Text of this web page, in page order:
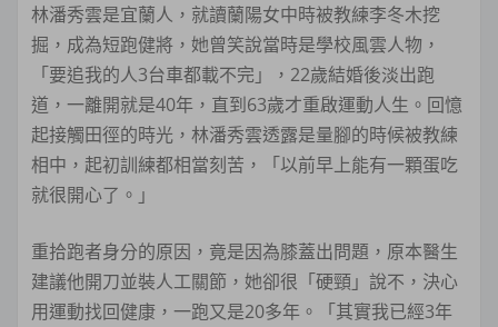
林潘秀雲是宜蘭人，就讀蘭陽女中時被教練李冬木挖
掘，成為短跑健將，她曾笑說當時是學校風雲人物，
「要追我的人3台車都載不完」，22歲結婚後淡出跑
道，一離開就是40年，直到63歲才重啟運動人生。回憶
起接觸田徑的時光，林潘秀雲透露是量腳的時候被教練
相中，起初訓練都相當刻苦，「以前早上能有一顆蛋吃
就很開心了。」
重拾跑者身分的原因，竟是因為膝蓋出問題，原本醫生
建議他開刀並裝人工關節，她卻很「硬頸」說不，決心
用運動找回健康，一跑又是20多年。「其實我已經3年